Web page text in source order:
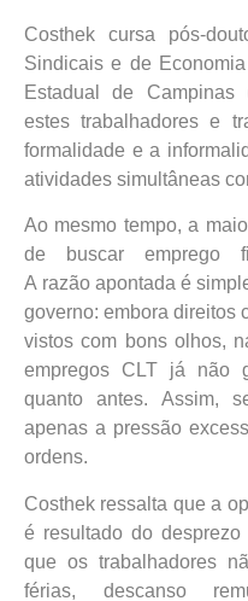
Costhek cursa pós-
Sindicais e de
Estadual de Campinas
estes trabalhadores e
formalidade e a
atividades simultâneas
Ao mesmo tempo, a
de buscar emprego
A razão apontada é
governo: embora direitos
vistos com bons olhos,
empregos CLT já não
quanto antes. Assim,
apenas a pressão
ordens.
Costhek ressalta que a
é resultado do
que os trabalhadores
férias, descanso